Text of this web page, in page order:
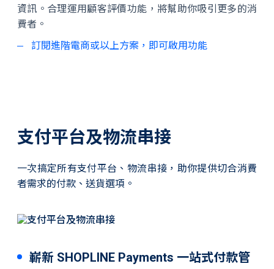
資訊。合理運用顧客評價功能，將幫助你吸引更多的消
費者。
訂閱進階電商或以上方案，即可啟用功能
支付平台及物流串接
一次搞定所有支付平台、物流串接，助你提供切合消費
者需求的付款、送貨選項。
嶄新 SHOPLINE Payments 一站式付款管